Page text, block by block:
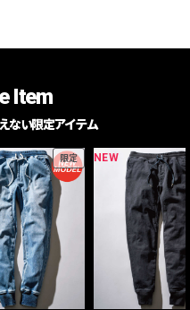
Item
ない限定アイテム
限定 NEW